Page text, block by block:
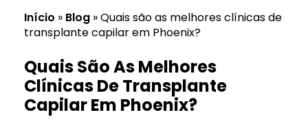
Início » Blog »Quais são as melhores clínicas de
transplante capilar em Phoenix?
Quais São As Melhores
Clínicas De Transplante
Capilar Em Phoenix?